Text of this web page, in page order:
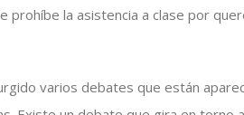
prohíbe la asistencia a clase por
varios debates que están